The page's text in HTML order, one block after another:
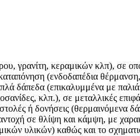
γρανίτη, κεραμικών κλπ), σε
(ενδοδαπέδια
δάπεδα (επικαλυμμένα με
κλπ.), σε μεταλλικές
ή δονήσεις
σε θλίψη και κάμψη, με
υλικών) καθώς και το